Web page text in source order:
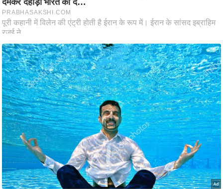
क
मा
तृ
भू
मि
स्तं
भ
ए
म
.
आ
र
.
आ